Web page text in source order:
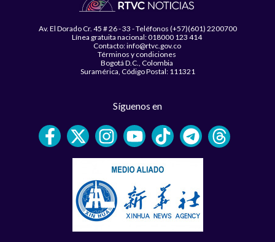
Av. El Dorado Cr. 45 # 26 - 33 - Teléfonos (+57)(601) 2200700
Línea gratuita nacional: 018000 123 414
Contacto: info@rtvc.gov.co
Términos y condiciones
Bogotá D.C., Colombia
Suramérica, Código Postal: 111321
Síguenos en